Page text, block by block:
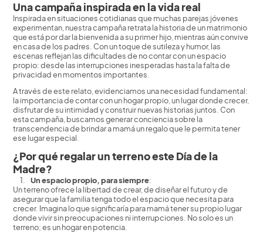
Una campaña inspirada en la vida real
Inspirada en situaciones cotidianas que muchas parejas jóvenes
experimentan, nuestra campaña retrata la historia de un matrimonio
que está por dar la bienvenida a su primer hijo, mientras aún convive
en casa de los padres. Con un toque de sutileza y humor, las
escenas reflejan las dificultades de no contar con un espacio
propio: desde las interrupciones inesperadas hasta la falta de
privacidad en momentos importantes.
A través de este relato, evidenciamos una necesidad fundamental:
la importancia de contar con un hogar propio, un lugar donde crecer,
disfrutar de su intimidad y construir nuevas historias juntos. Con
esta campaña, buscamos generar conciencia sobre la
transcendencia de brindar a mamá un regalo que le permita tener
ese lugar especial.
¿Por qué regalar un terreno este Día de la
Madre?
Un espacio propio, para siempre:
Un terreno ofrece la libertad de crear, de diseñar el futuro y de
asegurar que la familia tenga todo el espacio que necesita para
crecer. Imagina lo que significaría para mamá tener su propio lugar
donde vivir sin preocupaciones ni interrupciones. No solo es un
terreno; es un hogar en potencia.